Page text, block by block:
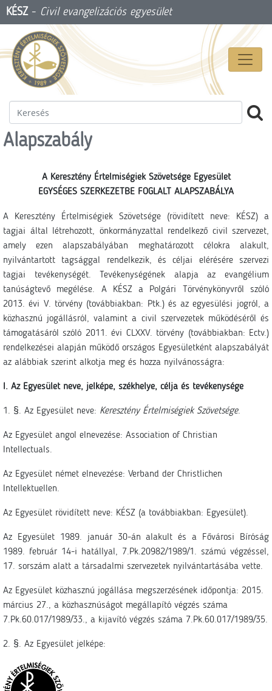
KÉSZ- Civil evangelizációs egyesület
Alapszabály
A Keresztény Értelmiségiek Szövetsége Egyesület
EGYSÉGES SZERKEZETBE FOGLALT ALAPSZABÁLYA
A Keresztény Értelmiségiek Szövetsége (rövidített neve: KÉSZ) a
tagjai által létrehozott, önkormányzattal rendelkező civil szervezet,
amely ezen alapszabályában meghatározott célokra alakult,
nyilvántartott tagsággal rendelkezik, és céljai elérésére szervezi
tagjai tevékenységét. Tevékenységének alapja az evangélium
tanúságtevő megélése. A KÉSZ a Polgári Törvénykönyvről szóló
2013. évi V. törvény (továbbiakban: Ptk.) és az egyesülési jogról, a
közhasznú jogállásról, valamint a civil szervezetek működéséről és
támogatásáról szóló 2011. évi CLXXV. törvény (továbbiakban: Ectv.)
rendelkezései alapján működő országos Egyesületként alapszabályát
az alábbiak szerint alkotja meg és hozza nyilvánosságra:
I. Az Egyesület neve, jelképe, székhelye, célja és tevékenysége
1. §. Az Egyesület neve: Keresztény Értelmiségiek Szövetsége.
Az Egyesület angol elnevezése: Association of Christian
Intellectuals.
Az Egyesület német elnevezése: Verband der Christlichen
Intellektuellen.
Az Egyesület rövidített neve: KÉSZ (a továbbiakban: Egyesület).
Az Egyesület 1989. január 30-án alakult és a Fővárosi Bíróság
1989. február 14-i hatállyal, 7.Pk.20982/1989/1. számú végzéssel,
17. sorszám alatt a társadalmi szervezetek nyilvántartásába vette.
Az Egyesület közhasznú jogállása megszerzésének időpontja: 2015.
március 27., a közhasznúságot megállapító végzés száma
7.Pk.60.017/1989/33., a kijavító végzés száma 7.Pk.60.017/1989/35.
2. §. Az Egyesület jelképe: